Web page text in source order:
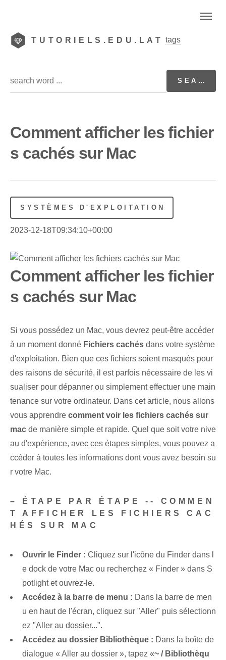
TUTORIELS.EDU.LAT tags
Comment afficher les fichier
s cachés sur Mac
SYSTÈMES D'EXPLOITATION
2023-12-18T09:34:10+00:00
Comment afficher les fichier
s cachés sur Mac
Si vous possédez un Mac, vous devrez peut-être accéder
à un moment donné Fichiers cachés dans votre système
d'exploitation. Bien que ces fichiers soient masqués pour
des raisons de sécurité, il est parfois nécessaire de les vi
sualiser pour dépanner ou simplement effectuer une main
tenance sur votre ordinateur. Dans cet article, nous allons
vous apprendre comment voir les fichiers cachés sur
mac de manière simple et rapide. Quel que soit votre nive
au d'expérience, avec ces étapes simples, vous pouvez a
ccéder à toutes les informations dont vous avez besoin su
r votre Mac.
– ÉTAPE PAR ÉTAPE -- COMMEN
T AFFICHER LES FICHIERS CAC
HÉS SUR MAC
Ouvrir le Finder : Cliquez sur l'icône du Finder dans l
e dock de votre Mac ou recherchez « Finder » dans S
potlight et ouvrez-le.
Accédez à la barre de menu : Dans la barre de men
u en haut de l'écran, cliquez sur "Aller" puis sélectionn
ez "Aller au dossier...".
Accédez au dossier Bibliothèque : Dans la boîte de
dialogue « Aller au dossier », tapez «~ / Bibliothèqu